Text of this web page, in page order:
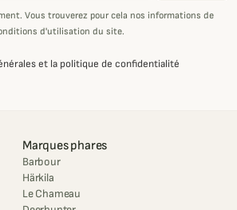
Vous trouverez pour cela nos informations de
d'utilisation du site.
et la politique de confidentialité
Marques phares
Barbour
Härkila
Le Chameau